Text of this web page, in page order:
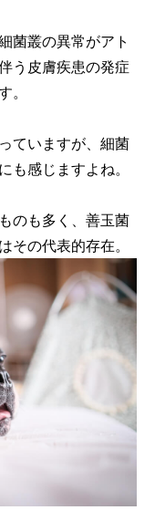
菌叢の異常がアト
う皮膚疾患の発症
。
ていますが、細菌
も感じますよね。
のも多く、善玉菌
その代表的存在。